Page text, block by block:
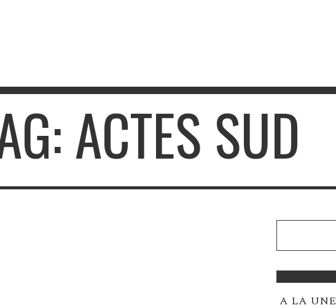
ACTES SUD
A LA UNE